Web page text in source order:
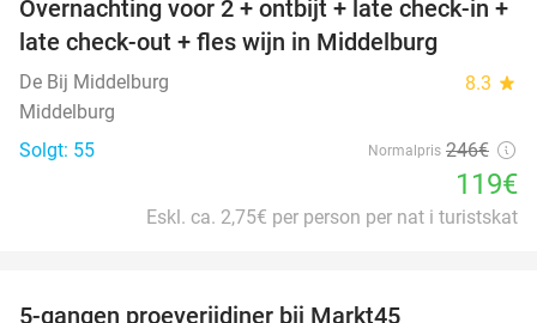
52%
Overnachting voor 2 + ontbijt + late check-in +
late check-out + fles wijn in Middelburg
De Bij Middelburg 8.3 star
Middelburg
Solgt: 55
Normalpris 246€
119€
Eskl. ca. 2,75€ per person per nat i turistskat
5-gangen proeverijdiner bij Markt45